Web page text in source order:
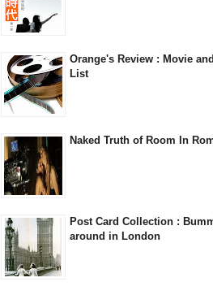
Orange's Review : Movie
List
Naked Truth of Room In
Post Card Collection :
around in London